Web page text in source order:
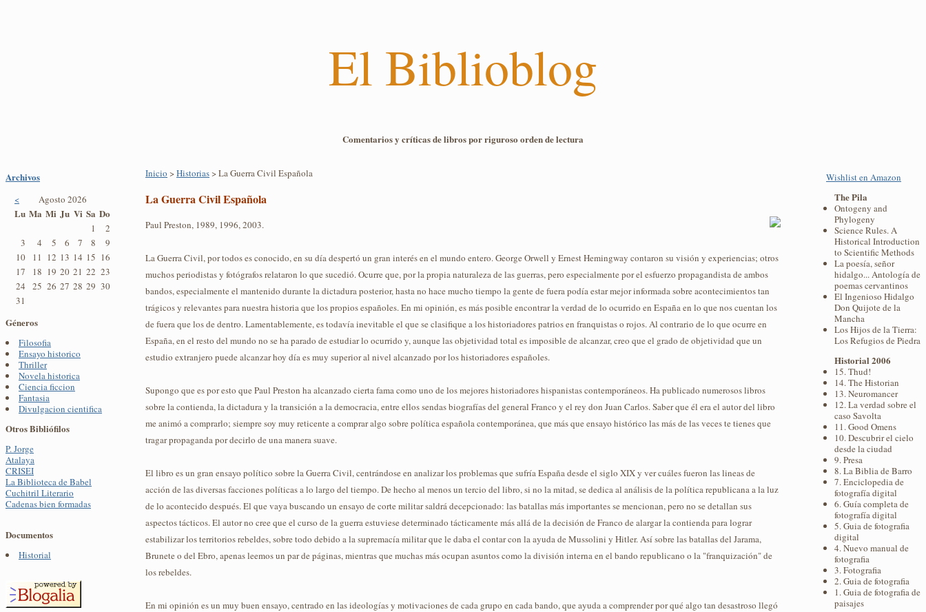
El Biblioblog
Comentarios y críticas de libros por riguroso orden de lectura
Archivos
< Agosto 2026
Lu Ma Mi Ju Vi Sa Do
1
2
3
4 5 6 7 8
9
10
11 12 13 14 15 16
17
18 19 20 21 22 23
24
25 26 27 28 29 30
31
Géneros
Filosofia
Ensayo historico
Thriller
Novela historica
Ciencia ficcion
Fantasia
Divulgacion cientifica
Otros Bibliófilos
P. Jorge
Atalaya
CRISEI
La Biblioteca de Babel
Cuchitril Literario
Cadenas bien formadas
Documentos
Historial
Wishlist en Amazon
The Pila
Ontogeny and
Phylogeny
Science Rules. A
Historical Introduction
to Scientific Methods
La poesía, señor
hidalgo... Antología de
poemas cervantinos
El Ingenioso Hidalgo
Don Quijote de la
Mancha
Los Hijos de la Tierra:
Los Refugios de Piedra
Historial 2006
15. Thud!
14. The Historian
13. Neuromancer
12. La verdad sobre el
caso Savolta
11. Good Omens
10. Descubrir el cielo
desde la ciudad
9. Presa
8. La Biblia de Barro
7. Enciclopedia de
fotografía digital
6. Guía completa de
fotografía digital
5. Guia de fotografia
digital
4. Nuevo manual de
fotografia
3. Fotografia
2. Guia de fotografia
1. Guia de fotografia de
paisajes
Inicio >Historias> La Guerra Civil Española
La Guerra Civil Española
Paul Preston, 1989, 1996, 2003.
La Guerra Civil, por todos es conocido, en su día despertó un gran interés en el mundo entero. George Orwell y Ernest Hemingway contaron su visión y experiencias; otros
muchos periodistas y fotógrafos relataron lo que sucedió. Ocurre que, por la propia naturaleza de las guerras, pero especialmente por el esfuerzo propagandista de ambos
bandos, especialmente el mantenido durante la dictadura posterior, hasta no hace mucho tiempo la gente de fuera podía estar mejor informada sobre acontecimientos tan
trágicos y relevantes para nuestra historia que los propios españoles. En mi opinión, es más posible encontrar la verdad de lo ocurrido en España en lo que nos cuentan los
de fuera que los de dentro. Lamentablemente, es todavía inevitable el que se clasifique a los historiadores patrios en franquistas o rojos. Al contrario de lo que ocurre en
España, en el resto del mundo no se ha parado de estudiar lo ocurrido y, aunque las objetividad total es imposible de alcanzar, creo que el grado de objetividad que un
estudio extranjero puede alcanzar hoy día es muy superior al nivel alcanzado por los historiadores españoles.
Supongo que es por esto que Paul Preston ha alcanzado cierta fama como uno de los mejores historiadores hispanistas contemporáneos. Ha publicado numerosos libros
sobre la contienda, la dictadura y la transición a la democracia, entre ellos sendas biografías del general Franco y el rey don Juan Carlos. Saber que él era el autor del libro
me animó a comprarlo; siempre soy muy reticente a comprar algo sobre política española contemporánea, que más que ensayo histórico las más de las veces te tienes que
tragar propaganda por decirlo de una manera suave.
El libro es un gran ensayo político sobre la Guerra Civil, centrándose en analizar los problemas que sufría España desde el siglo XIX y ver cuáles fueron las lineas de
acción de las diversas facciones políticas a lo largo del tiempo. De hecho al menos un tercio del libro, si no la mitad, se dedica al análisis de la política republicana a la luz
de lo acontecido después. El que vaya buscando un ensayo de corte militar saldrá decepcionado: las batallas más importantes se mencionan, pero no se detallan sus
aspectos tácticos. El autor no cree que el curso de la guerra estuviese determinado tácticamente más allá de la decisión de Franco de alargar la contienda para lograr
estabilizar los territorios rebeldes, sobre todo debido a la supremacía militar que le daba el contar con la ayuda de Mussolini y Hitler. Así sobre las batallas del Jarama,
Brunete o del Ebro, apenas leemos un par de páginas, mientras que muchas más ocupan asuntos como la división interna en el bando republicano o la "franquización" de
los rebeldes.
En mi opinión es un muy buen ensayo, centrado en las ideologías y motivaciones de cada grupo en cada bando, que ayuda a comprender por qué algo tan desastroso llegó